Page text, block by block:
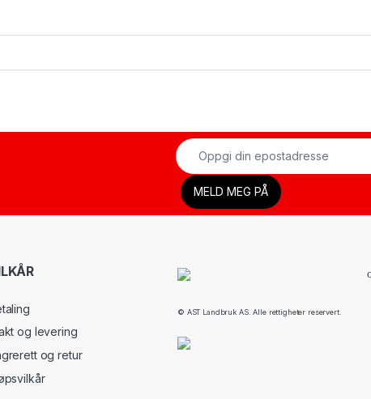
og levering
og retur
© AST Landbruk AS. Alle rettigheter reservert.